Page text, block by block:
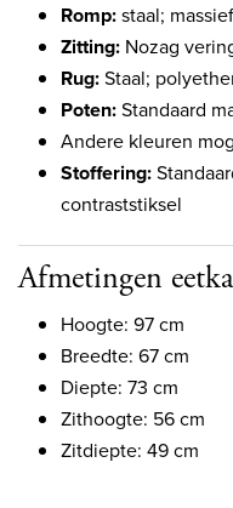
Romp:staal;
Zitting: Nozag
Rug:Staal;
Poten:Standaard
Andere kleuren
Stoffering:
contraststiksel
Afmetingen
Hoogte: 97 cm
Breedte: 67 cm
Diepte: 73 cm
Zithoogte: 56 cm
Zitdiepte: 49 cm